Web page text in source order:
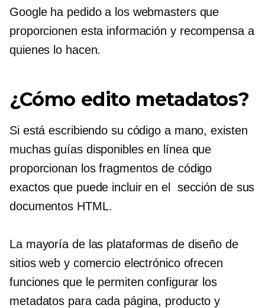
Google ha pedido a los webmasters que
proporcionen esta información y recompensa a
quienes lo hacen.
¿Cómo edito metadatos?
Si está escribiendo su código a mano, existen
muchas guías disponibles en línea que
proporcionan los fragmentos de código
exactos que puede incluir en el
sección de sus
documentos HTML.
La mayoría de las plataformas de diseño de
sitios web y comercio electrónico ofrecen
funciones que le permiten configurar los
metadatos para cada página, producto y